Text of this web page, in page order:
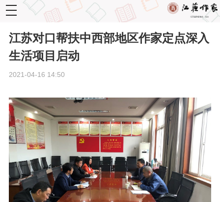
toggle
navigation
江苏对口帮扶中西部地区作家定点深入
生活项目启动
2021-04-16 14:50